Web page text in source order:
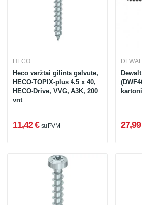
HECO
Heco varžtai gilinta galvute,
HECO-TOPIX-plus 4.5 x 40,
HECO-Drive, VVG, A3K, 200
vnt
11,42 € su PVM 27,99